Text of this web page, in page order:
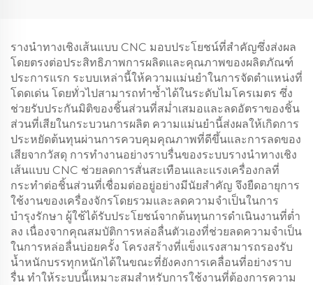
รางนำทางเชิงเส้นแบบ CNC มอบประโยชน์ที่สำคัญซึ่งส่งผล
โดยตรงต่อประสิทธิภาพการผลิตและคุณภาพของผลิตภัณฑ์
ประการแรก ระบบเหล่านี้ให้ความแม่นยำในการจัดตำแหน่งที่
โดดเด่น โดยทั่วไปสามารถทำซ้ำได้ในระดับไมโครเมตร ซึ่ง
ช่วยรับประกันมิติของชิ้นส่วนที่สม่ำเสมอและลดอัตราของชิ้น
ส่วนที่เสียในกระบวนการผลิต ความแม่นยำนี้ส่งผลให้เกิดการ
ประหยัดต้นทุนผ่านการควบคุมคุณภาพที่ดีขึ้นและการลดของ
เสียจากวัสดุ การทำงานอย่างราบรื่นของระบบรางนำทางเชิง
เส้นแบบ CNC ช่วยลดการสั่นสะเทือนและแรงเครื่องกลที่
กระทำต่อชิ้นส่วนที่เชื่อมต่ออยู่อย่างมีนัยสำคัญ จึงยืดอายุการ
ใช้งานของเครื่องจักรโดยรวมและลดความจำเป็นในการ
บำรุงรักษา ผู้ใช้ได้รับประโยชน์จากต้นทุนการดำเนินงานที่ต่ำ
ลง เนื่องจากคุณสมบัติการหล่อลื่นตัวเองที่ช่วยลดความจำเป็น
ในการหล่อลื่นบ่อยครั้ง โครงสร้างที่แข็งแรงสามารถรองรับ
น้ำหนักบรรทุกหนักได้ในขณะที่ยังคงการเคลื่อนที่อย่างราบ
รื่น ทำให้ระบบนี้เหมาะสมสำหรับการใช้งานที่ต้องการความ